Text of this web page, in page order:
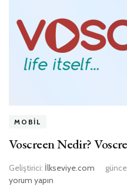
MOBIL
Voscreen Nedir?
Geliştirici: İlkseviye.com
yorum yapın